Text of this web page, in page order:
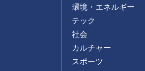
環境・エネルギー
テック
社会
カルチャー
スポーツ